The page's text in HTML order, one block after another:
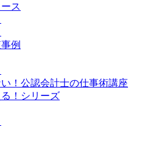
ス
例
！公認会計士の仕事術講座
！シリーズ